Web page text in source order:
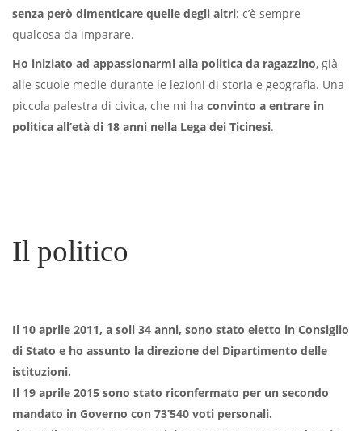
senza però dimenticare quelle degli altri: c’è sempre
qualcosa da imparare.
Ho iniziato ad appassionarmi alla politica da ragazzino, già
alle scuole medie durante le lezioni di storia e geografia. Una
piccola palestra di civica, che mi ha convinto a entrare in
politica all’età di 18 anni nella Lega dei Ticinesi.
Il politico
Il 10 aprile 2011, a soli 34 anni, sono stato eletto in Consiglio
di Stato e ho assunto la direzione del Dipartimento delle
istituzioni.
Il 19 aprile 2015 sono stato riconfermato per un secondo
mandato in Governo con 73’540 voti personali.